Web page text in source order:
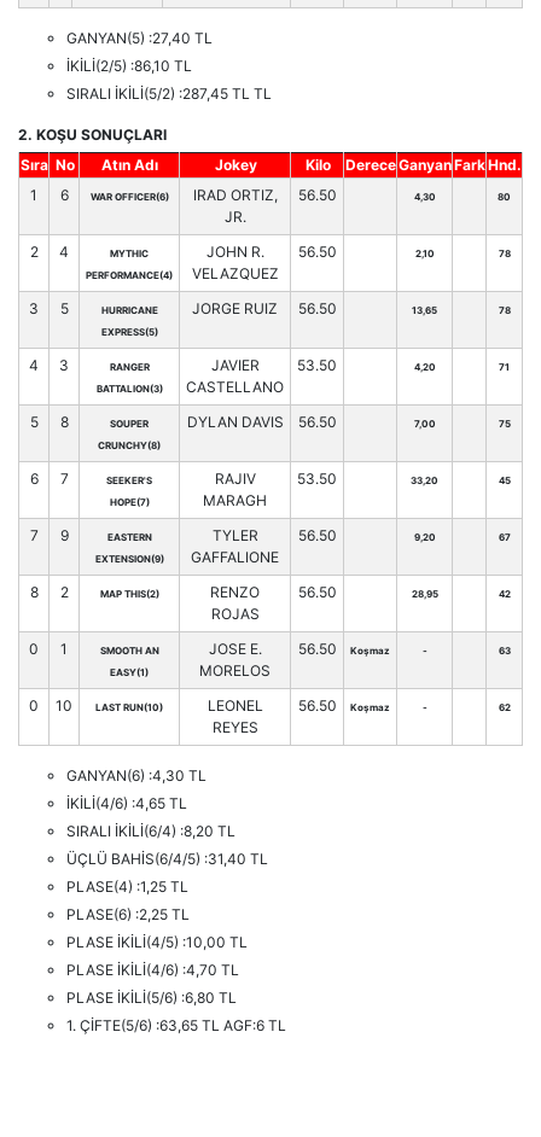
GANYAN(5) :27,40 TL
İKİLİ(2/5) :86,10 TL
SIRALI İKİLİ(5/2) :287,45 TL TL
2. KOŞU SONUÇLARI
Sıra No Atın Adı Jokey Kilo DereceGanyanFarkHnd.
1
6 WAR OFFICER(6)
IRAD ORTIZ,
JR.
56.50 4,30 80
2 4
MYTHIC
PERFORMANCE(4)
JOHN R.
VELAZQUEZ
56.50 2,10 78
3 5
HURRICANE
EXPRESS(5)
JORGE RUIZ 56.50 13,65 78
4 3
RANGER
BATTALION(3)
JAVIER
CASTELLANO
53.50 4,20 71
5 8
SOUPER
CRUNCHY(8)
DYLAN DAVIS 56.50 7,00 75
6 7
SEEKER'S
HOPE(7)
RAJIV
MARAGH
53.50 33,20 45
7 9
EASTERN
EXTENSION(9)
TYLER
GAFFALIONE
56.50 9,20 67
8 2 MAP THIS(2)
RENZO
ROJAS
56.50 28,95 42
0 1
SMOOTH AN
EASY(1)
JOSE E.
MORELOS
56.50 Koşmaz - 63
0 10 LAST RUN(10)
LEONEL
REYES
56.50 Koşmaz - 62
GANYAN(6) :4,30 TL
İKİLİ(4/6) :4,65 TL
SIRALI İKİLİ(6/4) :8,20 TL
ÜÇLÜ BAHİS(6/4/5) :31,40 TL
PLASE(4) :1,25 TL
PLASE(6) :2,25 TL
PLASE İKİLİ(4/5) :10,00 TL
PLASE İKİLİ(4/6) :4,70 TL
PLASE İKİLİ(5/6) :6,80 TL
1. ÇİFTE(5/6) :63,65 TL AGF:6 TL